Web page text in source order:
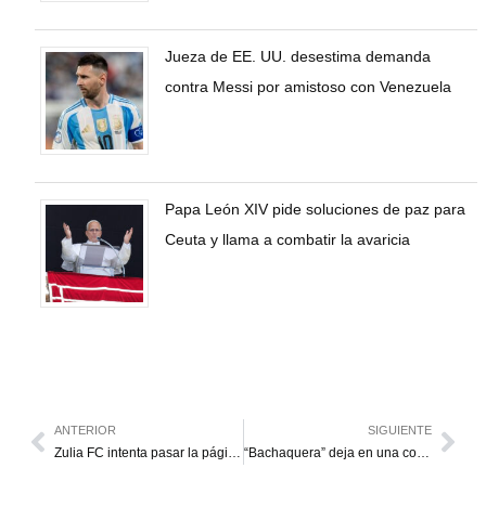
Jueza de EE. UU. desestima demanda
contra Messi por amistoso con Venezuela
Papa León XIV pide soluciones de paz para
Ceuta y llama a combatir la avaricia
ANTERIOR
Zulia FC intenta pasar la página ante Estudiantes
SIGUIENTE
“Bachaquera” deja en una cola a bebé de tres meses